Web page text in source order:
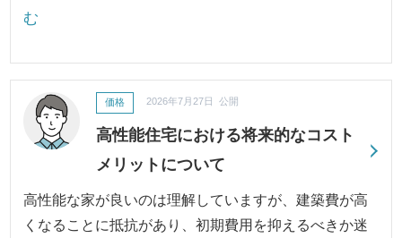
む
高性能住宅における将来的なコスト
メリットについて
価格 2026年7月27日 公開
高性能な家が良いのは理解していますが、建築費が高
くなることに抵抗があり、初期費用を抑えるべきか迷